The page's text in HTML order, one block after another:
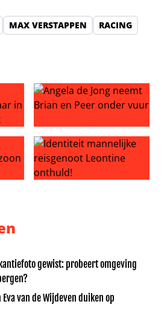
MAX VERSTAPPEN RACING
vriend laat haar in de steek
Angela de Jong neemt
gewist: probeert omgeving
van de Wijdeven duiken op